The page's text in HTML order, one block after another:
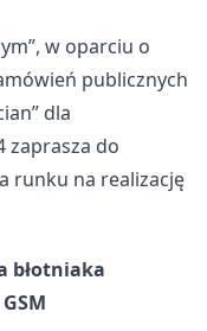
w oparciu o
publicznych
dla
zaprasza do
runku na realizację
błotniaka